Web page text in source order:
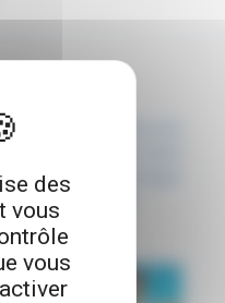
sont provisoirement mis
suivi live Imagina. Votre
seront mis en ligne
après la course.
des
vous
vous